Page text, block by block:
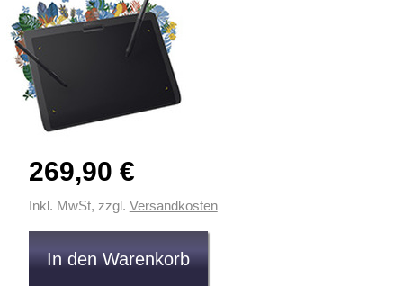
269,90 €
Inkl. MwSt, zzgl. Versandkosten